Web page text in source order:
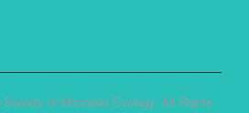
of Microbial Ecology. All Rights